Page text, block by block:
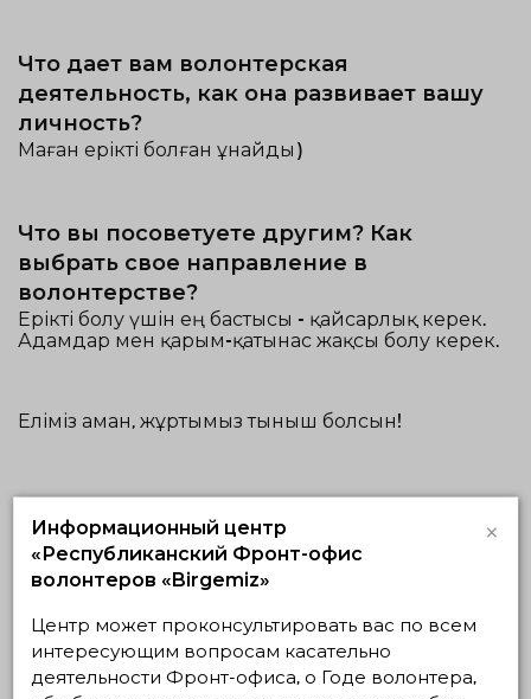
Что дает вам волонтерская
деятельность, как она развивает вашу
личность?
Маған ерікті болған ұнайды)
Что вы посоветуете другим? Как
выбрать свое направление в
волонтерстве?
Ерікті болу үшін ең бастысы - қайсарлық керек.
Адамдар мен қарым-қатынас жақсы болу керек.
Еліміз аман, жұртымыз тыныш болсын!
Последние новости
3151 0
неправительственных волонтерских
организаций Казахстана
ЧИТАТЬ ПОДРОБНЕЕ
Информационный центр
«Республиканский Фронт-офис
волонтеров «Birgemiz»
×
Центр может проконсультировать вас по всем
интересующим вопросам касательно
деятельности Фронт-офиса, о Годе волонтера,